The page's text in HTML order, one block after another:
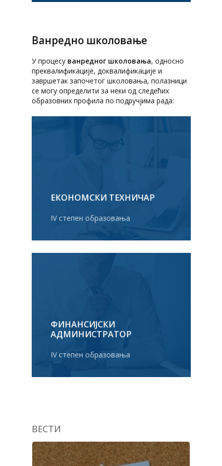
Ванредно школовање
У процесу ванредног школовања, односно
преквалификације, доквалификације и
завршетак започетог школовања, полазници
се могу определити за неки од следећих
образовних профила по подручјима рада:
ЕКОНОМСКИ ТЕХНИЧАР
IV степен образовања
ФИНАНСИЈСКИ
АДМИНИСТРАТОР
IV степен образовања
ВЕСТИ